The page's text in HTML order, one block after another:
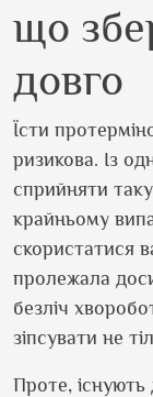
що
довго
Їсти
ризикова. Із
сприйняти
крайньому
скористатися
пролежала
безліч
зіпсувати не
Проте, існують